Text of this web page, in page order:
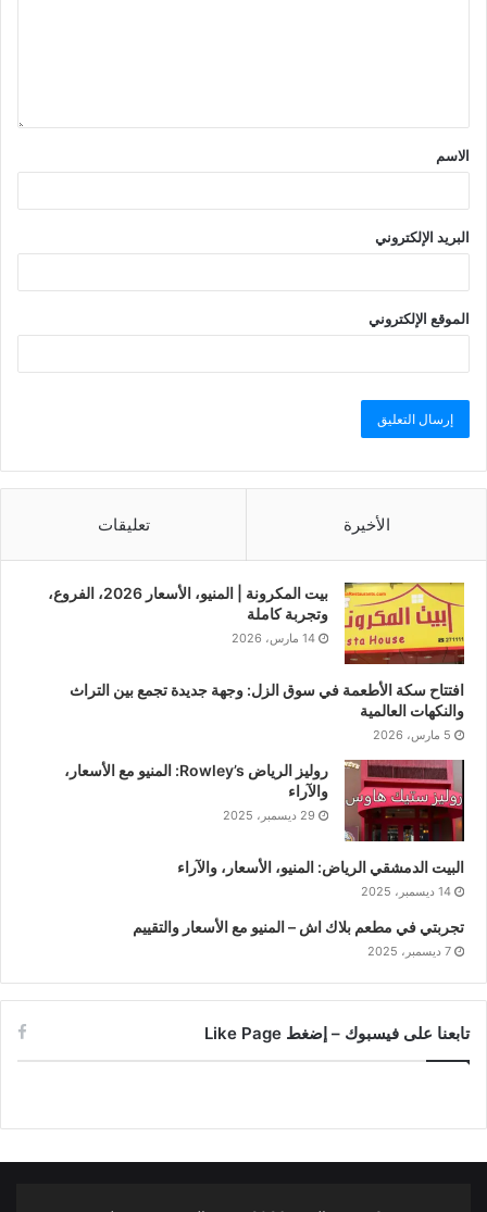
الاسم
البريد الإلكتروني
الموقع الإلكتروني
الأخيرة تعليقات
بيت المكرونة | المنيو، الأسعار 2026، الفروع،
وتجربة كاملة
14 مارس، 2026
افتتاح سكة الأطعمة في سوق الزل: وجهة جديدة تجمع بين التراث
والنكهات العالمية
5 مارس، 2026
روليز الرياض Rowley’s: المنيو مع الأسعار،
والآراء
29 ديسمبر، 2025
البيت الدمشقي الرياض: المنيو، الأسعار، والآراء
14 ديسمبر، 2025
تجربتي في مطعم بلاك اش – المنيو مع الأسعار والتقييم
7 ديسمبر، 2025
تابعنا على فيسبوك – إضغط Like Page